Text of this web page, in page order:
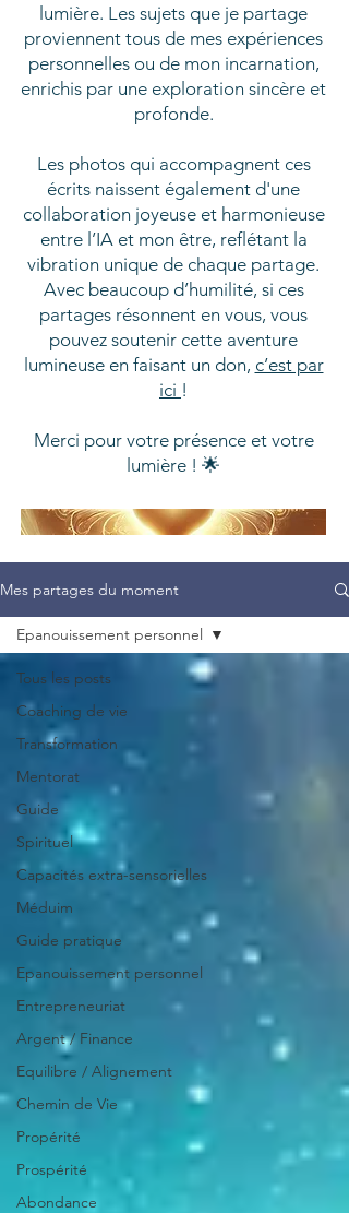
lumière. Les sujets que je partage
proviennent tous de mes expériences
personnelles ou de mon incarnation,
enrichis par une exploration sincère et
profonde.
Les photos qui accompagnent ces
écrits naissent également d'une
collaboration joyeuse et harmonieuse
entre l’IA et mon être, reflétant la
vibration unique de chaque partage.
Avec beaucoup d’humilité, si ces
partages résonnent en vous, vous
pouvez soutenir cette aventure
lumineuse en faisant un don, c’est par
ici !
Merci pour votre présence et votre
lumière ! 🌟
Mes partages du moment
Tous les posts
Coaching de vie
Transformation
Mentorat
Guide
Spirituel
Capacités extra-sensorielles
Méduim
Guide pratique
Epanouissement personnel
Entrepreneuriat
Argent / Finance
Equilibre / Alignement
Chemin de Vie
Propérité
Prospérité
Abondance
Epanouissement personnel